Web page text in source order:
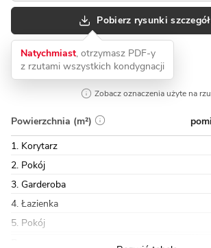
Pobierz rysunki
Natychmiast, otrzymasz PDF-y
z rzutami wszystkich kondygnacji
Zobacz oznaczenia użyte na
Powierzchnia (m²)
1. Korytarz
2. Pokój
3. Garderoba
4. Łazienka
5. Pokój